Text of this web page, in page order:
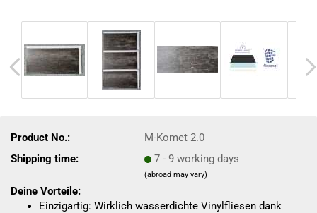
Product No.:
M-Komet 2.0
Shipping time:
7 - 9 working days
(abroad may vary)
Deine Vorteile:
Einzigartig: Wirklich wasserdichte Vinylfliesen dank